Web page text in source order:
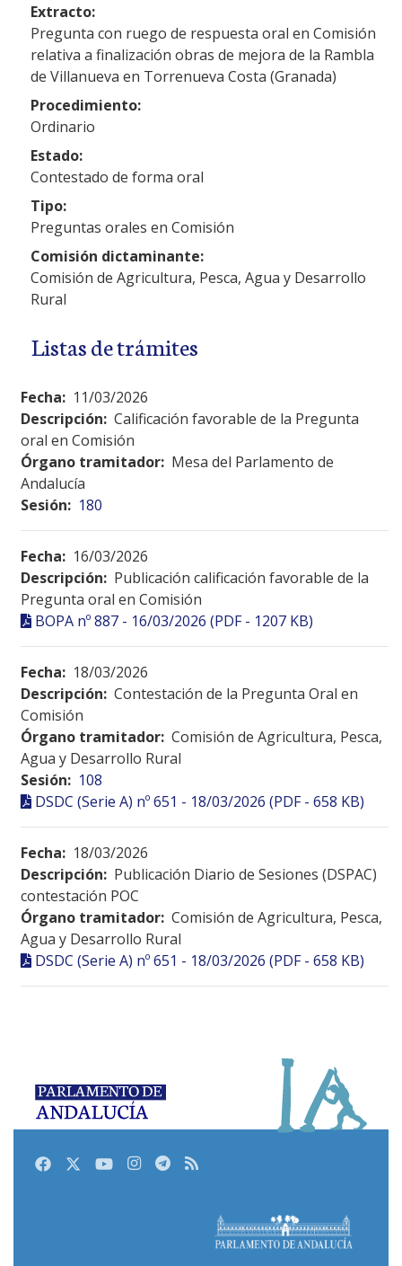
Extracto:
Pregunta con ruego de respuesta oral en Comisión
relativa a finalización obras de mejora de la Rambla
de Villanueva en Torrenueva Costa (Granada)
Procedimiento:
Ordinario
Estado:
Contestado de forma oral
Tipo:
Preguntas orales en Comisión
Comisión dictaminante:
Comisión de Agricultura, Pesca, Agua y Desarrollo
Rural
Listas de trámites
Fecha: 11/03/2026
Descripción: Calificación favorable de la Pregunta
oral en Comisión
Órgano tramitador: Mesa del Parlamento de
Andalucía
Sesión: 180
Fecha: 16/03/2026
Descripción: Publicación calificación favorable de la
Pregunta oral en Comisión
BOPA nº 887 - 16/03/2026 (PDF - 1207 KB)
Fecha: 18/03/2026
Descripción: Contestación de la Pregunta Oral en
Comisión
Órgano tramitador: Comisión de Agricultura, Pesca,
Agua y Desarrollo Rural
Sesión: 108
DSDC (Serie A) nº 651 - 18/03/2026 (PDF - 658 KB)
Fecha: 18/03/2026
Descripción: Publicación Diario de Sesiones (DSPAC)
contestación POC
Órgano tramitador: Comisión de Agricultura, Pesca,
Agua y Desarrollo Rural
DSDC (Serie A) nº 651 - 18/03/2026 (PDF - 658 KB)
FacebookTwitterYoutubeInstagram
Telegram
RSS